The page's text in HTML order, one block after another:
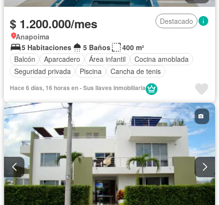
$ 1.200.000/mes
Destacado
Anapoima
5 Habitaciones
5 Baños
400 m²
Balcón
Aparcadero Área infantil
Cocina amoblada
Seguridad privada
Piscina Cancha de tenis
Hace 6 días, 16 horas en - Sus llaves Inmobiliaria